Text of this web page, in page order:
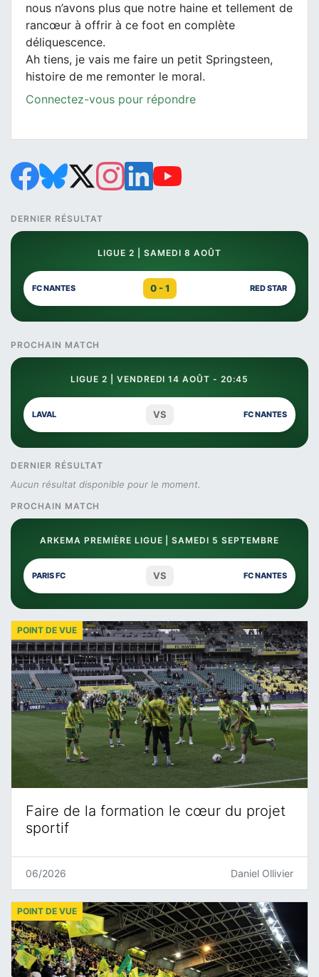
nous n’avons plus que notre haine et tellement de
rancœur à offrir à ce foot en complète
déliquescence.
Ah tiens, je vais me faire un petit Springsteen,
histoire de me remonter le moral.
Connectez-vous pour répondre
DERNIER RÉSULTAT
LIGUE 2 | SAMEDI 8 AOÛT
FC NANTES 0 - 1 RED STAR
PROCHAIN MATCH
LIGUE 2 | VENDREDI 14 AOÛT - 20:45
LAVAL VS FC NANTES
DERNIER RÉSULTAT
Aucun résultat disponible pour le moment.
PROCHAIN MATCH
ARKEMA PREMIÈRE LIGUE | SAMEDI 5 SEPTEMBRE
PARIS FC VS FC NANTES
Faire de la formation le cœur du projet
sportif
POINT DE VUE
06/2026 Daniel Ollivier
POINT DE VUE